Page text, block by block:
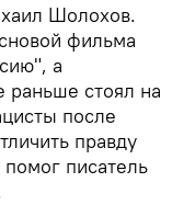
Шолохов.
фильма
а
раньше стоял на
после
правду
писатель